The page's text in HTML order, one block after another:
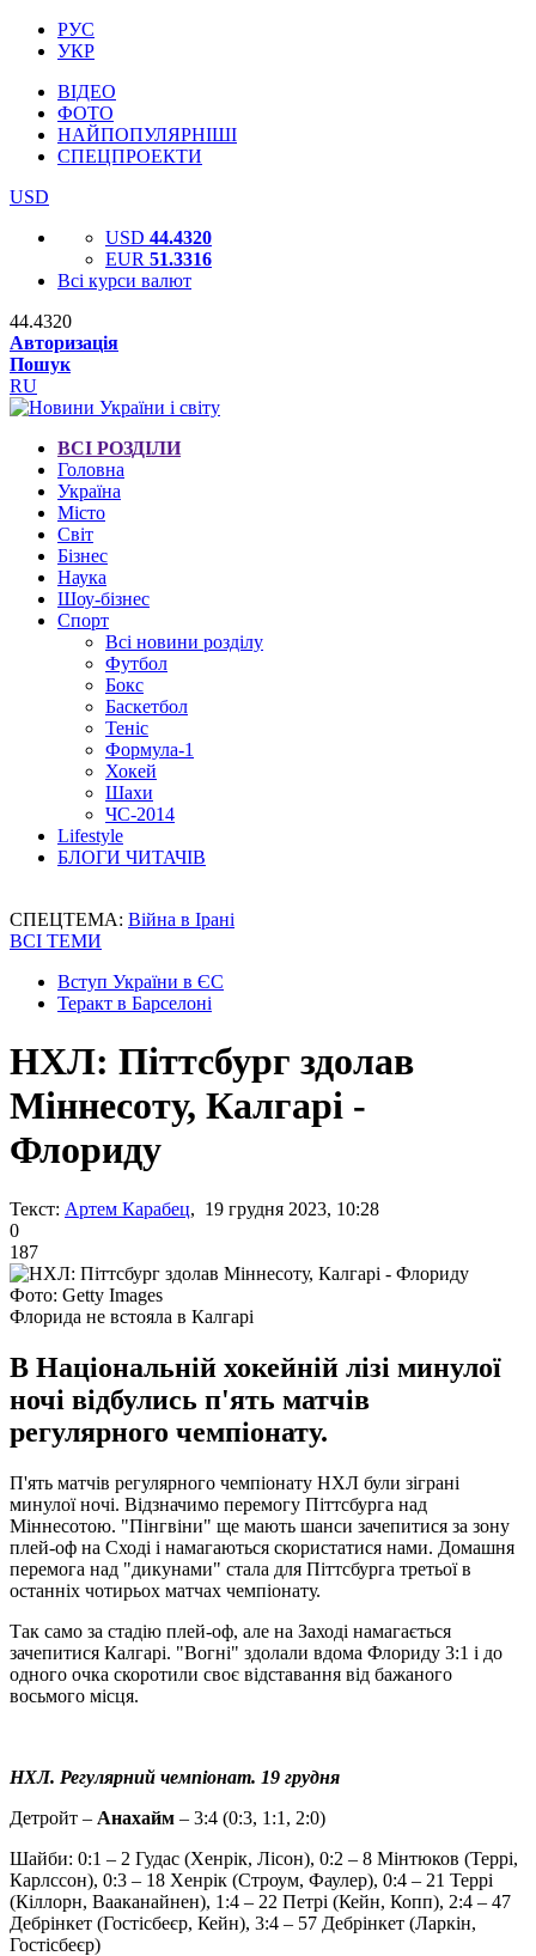
РУС
УКР
ВІДЕО
ФОТО
НАЙПОПУЛЯРНІШІ
СПЕЦПРОЕКТИ
USD
USD 44.4320
EUR 51.3316
Всі курси валют
44.4320
Авторизація
Пошук
RU
ВСІ РОЗДІЛИ
Головна
Україна
Місто
Світ
Бізнес
Наука
Шоу-бізнес
Спорт
Всі новини розділу
Футбол
Бокс
Баскетбол
Теніс
Формула-1
Хокей
Шахи
ЧС-2014
Lifestyle
БЛОГИ ЧИТАЧІВ
СПЕЦТЕМА: Війна в Ірані
ВСІ ТЕМИ
Вступ України в ЄС
Теракт в Барселоні
НХЛ: Піттсбург здолав
Міннесоту, Калгарі -
Флориду
Текст: Артем Карабец, 19 грудня 2023, 10:28
0
187
Фото: Getty Images
Флорида не встояла в Калгарі
В Національній хокейній лізі минулої
ночі відбулись п'ять матчів
регулярного чемпіонату.
П'ять матчів регулярного чемпіонату НХЛ були зіграні
минулої ночі. Відзначимо перемогу Піттсбурга над
Міннесотою. "Пінгвіни" ще мають шанси зачепитися за зону
плей-оф на Сході і намагаються скористатися нами. Домашня
перемога над "дикунами" стала для Піттсбурга третьої в
останніх чотирьох матчах чемпіонату.
Так само за стадію плей-оф, але на Заході намагається
зачепитися Калгарі. "Вогні" здолали вдома Флориду 3:1 і до
одного очка скоротили своє відставання від бажаного
восьмого місця.
НХЛ. Регулярний чемпіонат. 19 грудня
Детройт – Анахайм – 3:4 (0:3, 1:1, 2:0)
Шайби: 0:1 – 2 Гудас (Хенрік, Лісон), 0:2 – 8 Мінтюков (Террі,
Карлссон), 0:3 – 18 Хенрік (Строум, Фаулер), 0:4 – 21 Террі
(Кіллорн, Вааканайнен), 1:4 – 22 Петрі (Кейн, Копп), 2:4 – 47
Дебрінкет (Гостісбеєр, Кейн), 3:4 – 57 Дебрінкет (Ларкін,
Гостісбеєр)